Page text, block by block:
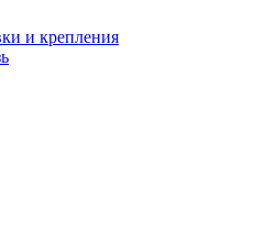
и крепления